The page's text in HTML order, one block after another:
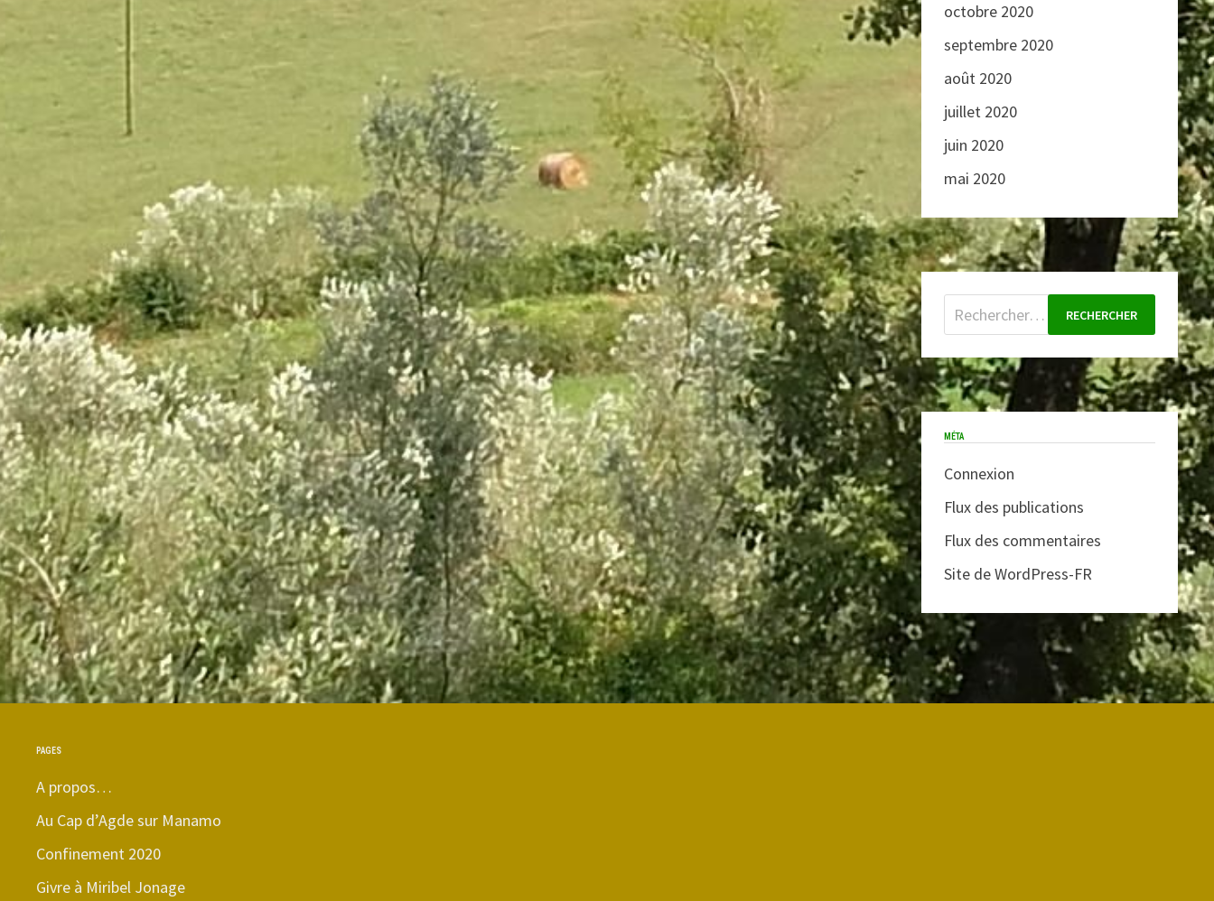
octobre 2020
septembre 2020
août 2020
juillet 2020
juin 2020
mai 2020
Rechercher :
MÉTA
Connexion
Flux des publications
Flux des commentaires
Site de WordPress-FR
PAGES
A propos…
Au Cap d’Agde sur Manamo
Confinement 2020
Givre à Miribel Jonage